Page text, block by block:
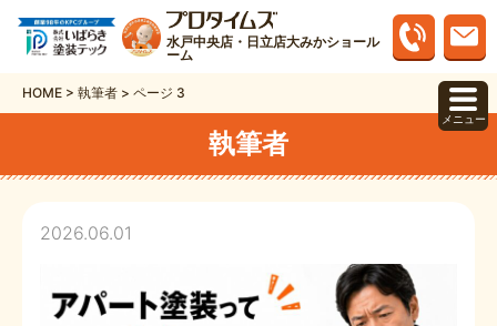
水戸中央店・日立店大みかショール
ーム
HOME > 執筆者 > ページ 3
執筆者
2026.06.01
メニュー